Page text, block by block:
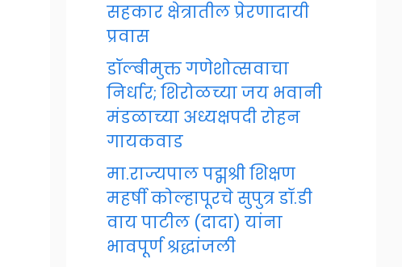
सहकार क्षेत्रातील प्रेरणादायी
प्रवास
डॉल्बीमुक्त गणेशोत्सवाचा
निर्धार; शिरोळच्या जय भवानी
मंडळाच्या अध्यक्षपदी रोहन
गायकवाड
मा.राज्यपाल पद्मश्री शिक्षण
महर्षी कोल्हापूरचे सुपुत्र डॉ.डी
वाय पाटील (दादा) यांना
भावपूर्ण श्रद्धांजली